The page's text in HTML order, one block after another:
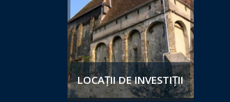
LOCAȚII DE INVESTIȚII